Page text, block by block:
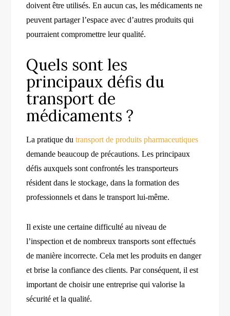
doivent être utilisés. En aucun cas, les médicaments ne
peuvent partager l’espace avec d’autres produits qui
pourraient compromettre leur qualité.
Quels sont les
principaux défis du
transport de
médicaments ?
La pratique du transport de produits pharmaceutiques
demande beaucoup de précautions. Les principaux
défis auxquels sont confrontés les transporteurs
résident dans le stockage, dans la formation des
professionnels et dans le transport lui-même.
Il existe une certaine difficulté au niveau de
l’inspection et de nombreux transports sont effectués
de manière incorrecte. Cela met les produits en danger
et brise la confiance des clients. Par conséquent, il est
important de choisir une entreprise qui valorise la
sécurité et la qualité.